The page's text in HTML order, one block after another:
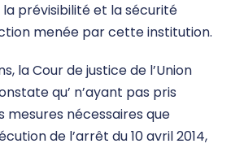
prévisibilité et la sécurité
menée par cette institution.
la Cour de justice de l’Union
qu’ n’ayant pas pris
mesures nécessaires que
de l’arrêt du 10 avril 2014,